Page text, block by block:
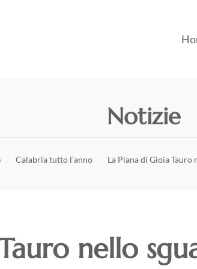
Notizie
Calabria tutto l’anno La Piana di Gioia
nello